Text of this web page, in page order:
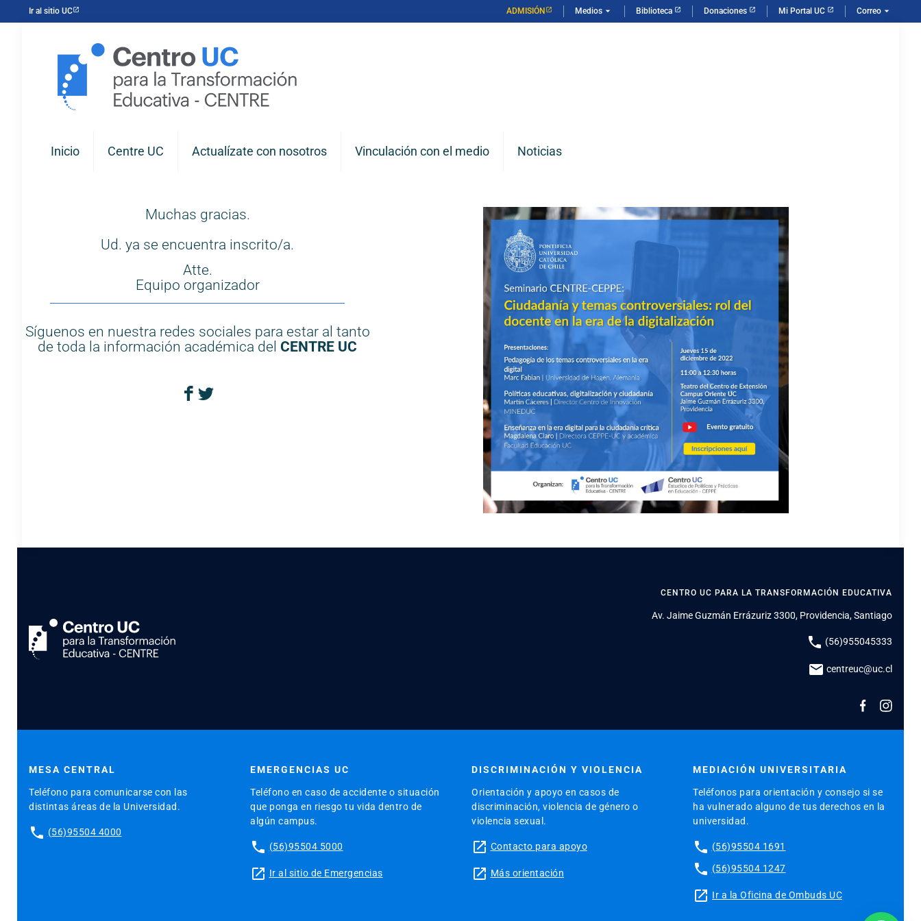
Ir al sitio UC ADMISIÓN Medios arrow_drop_down Biblioteca Donaciones Mi Portal UC Correo arrow_drop_down
Inicio Centre UC Actualízate con nosotros Vinculación con el medio Noticias
Muchas gracias.
Ud. ya se encuentra inscrito/a.
Atte.
Equipo organizador
Síguenos en nuestra redes sociales para estar al tanto
de toda la información académica del CENTRE UC
CENTRO UC PARA LA TRANSFORMACIÓN EDUCATIVA
Av. Jaime Guzmán Errázuriz 3300, Providencia, Santiago
phone (56)955045333
mail centreuc@uc.cl
MESA CENTRAL
Teléfono para comunicarse con las
distintas áreas de la Universidad.
phone (56)95504 4000
EMERGENCIAS UC
Teléfono en caso de accidente o situación
que ponga en riesgo tu vida dentro de
algún campus.
phone (56)95504 5000
launch Ir al sitio de Emergencias
DISCRIMINACIÓN Y VIOLENCIA
Orientación y apoyo en casos de
discriminación, violencia de género o
violencia sexual.
launch Contacto para apoyo
launch Más orientación
MEDIACIÓN UNIVERSITARIA
Teléfonos para orientación y consejo si se
ha vulnerado alguno de tus derechos en la
universidad.
phone (56)95504 1691
phone (56)95504 1247
launch Ir a la Oficina de Ombuds UC